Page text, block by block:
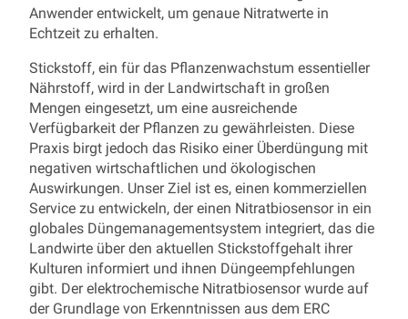
Anwender entwickelt, um genaue Nitratwerte in
Echtzeit zu erhalten.
Stickstoff, ein für das Pflanzenwachstum essentieller
Nährstoff, wird in der Landwirtschaft in großen
Mengen eingesetzt, um eine ausreichende
Verfügbarkeit der Pflanzen zu gewährleisten. Diese
Praxis birgt jedoch das Risiko einer Überdüngung mit
negativen wirtschaftlichen und ökologischen
Auswirkungen. Unser Ziel ist es, einen kommerziellen
Service zu entwickeln, der einen Nitratbiosensor in ein
globales Düngemanagementsystem integriert, das die
Landwirte über den aktuellen Stickstoffgehalt ihrer
Kulturen informiert und ihnen Düngeempfehlungen
gibt. Der elektrochemische Nitratbiosensor wurde auf
der Grundlage von Erkenntnissen aus dem ERC